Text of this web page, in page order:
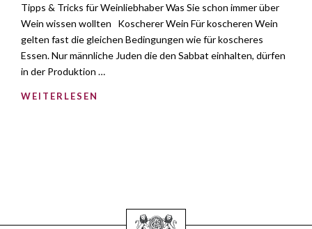
Tipps & Tricks für Weinliebhaber Was Sie schon immer über
Wein wissen wollten Koscherer Wein Für koscheren Wein
gelten fast die gleichen Bedingungen wie für koscheres
Essen. Nur männliche Juden die den Sabbat einhalten, dürfen
in der Produktion …
WEITERLESEN